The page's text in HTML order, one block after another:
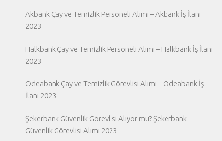
Akbank Çay ve Temizlik Personeli Alımı – Akbank İş İlanı
2023
Halkbank Çay ve Temizlik Personeli Alımı – Halkbank İş İlanı
2023
Odeabank Çay ve Temizlik Görevlisi Alımı – Odeabank İş
İlanı 2023
Şekerbank Güvenlik Görevlisi Alıyor mu? Şekerbank
Güvenlik Görevlisi Alımı 2023